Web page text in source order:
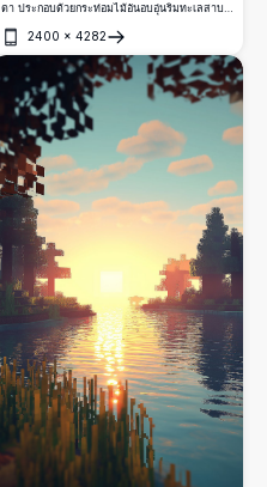
ตา ประกอบด้วยกระท่อมไม้อันอบอุ่นริมทะเลสาบ
และภูเขาสูงตระหง่าน ในความละเอียด 4K อันน่า
ทึ่ง
2400 × 4282
เปิด